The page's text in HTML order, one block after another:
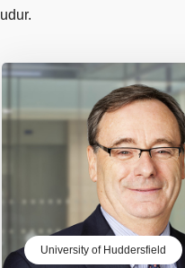
University of Huddersfield